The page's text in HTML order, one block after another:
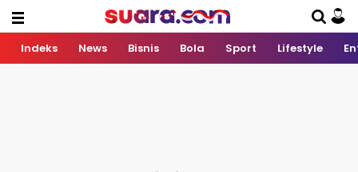
Indeks News Bisnis Bola Sport Lifestyle